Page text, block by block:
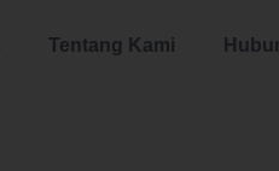
Tentang Kami